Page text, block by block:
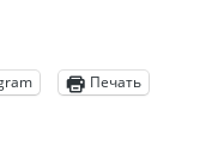
Печать